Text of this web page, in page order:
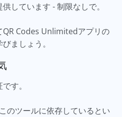
しています - 制限なしで。
QR Codes Unlimitedアプリの
ましょう。
す。
のツールに依存しているとい